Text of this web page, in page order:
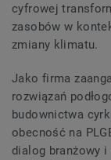
cyfrowej
zasobów w
zmiany klimatu.
Jako firma
rozwiązań
budownictwa
obecność na
dialog branżowy i